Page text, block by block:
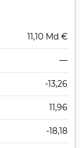
11,10 Md €
—
-13,26
11,96
-18,18